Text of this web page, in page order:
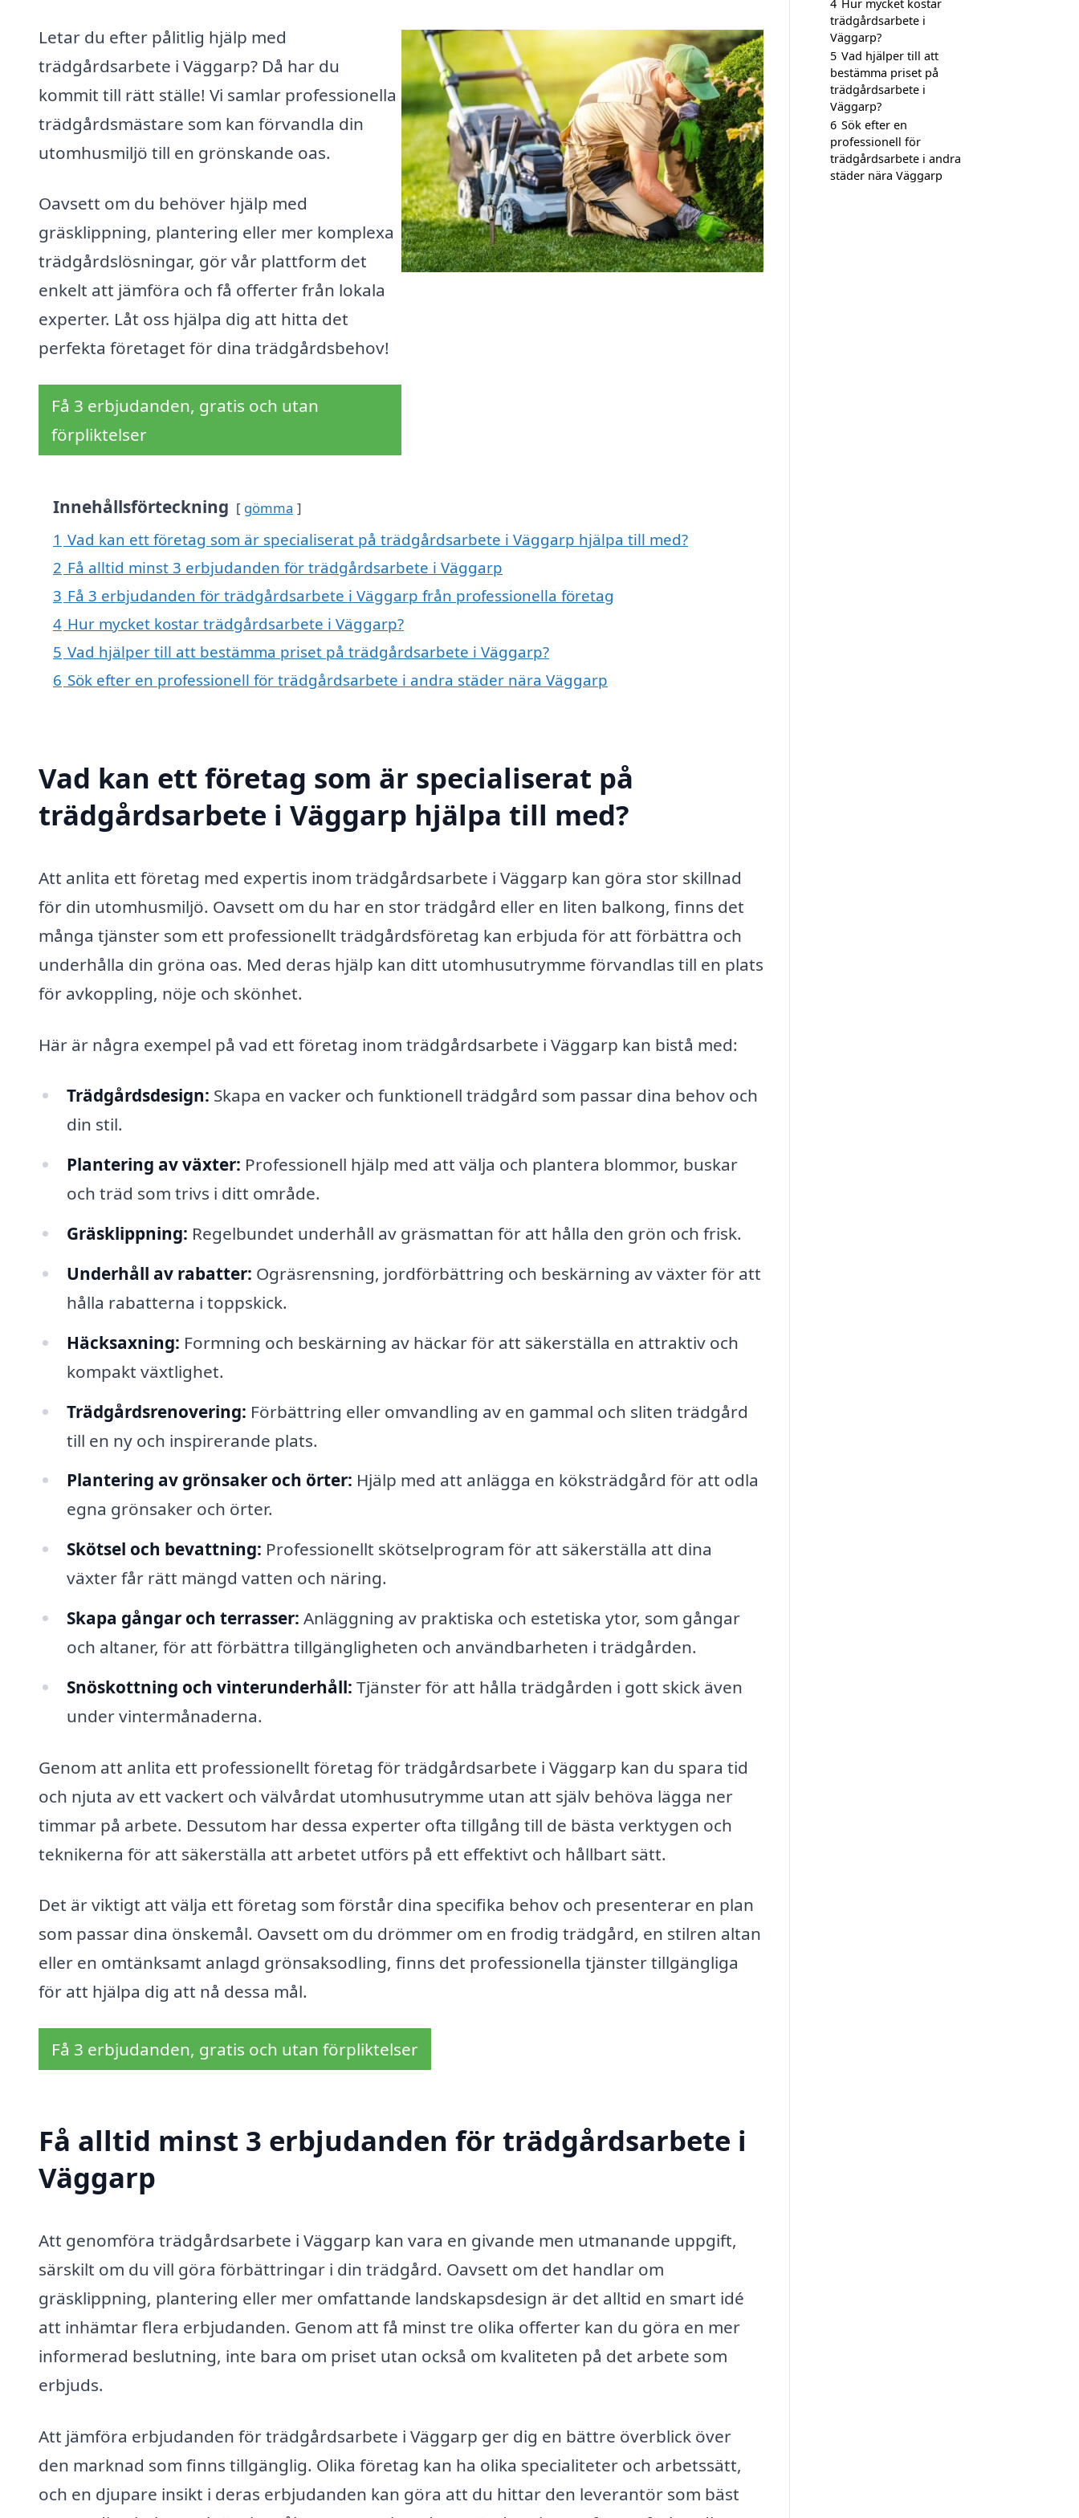
Letar du efter pålitlig hjälp med
trädgårdsarbete i Väggarp? Då har du
kommit till rätt ställe! Vi samlar professionella
trädgårdsmästare som kan förvandla din
utomhusmiljö till en grönskande oas.
Oavsett om du behöver hjälp med
gräsklippning, plantering eller mer komplexa
trädgårdslösningar, gör vår plattform det
enkelt att jämföra och få offerter från lokala
experter. Låt oss hjälpa dig att hitta det
perfekta företaget för dina trädgårdsbehov!
Få 3 erbjudanden, gratis och utan
förpliktelser
Innehållsförteckning gömma
1 Vad kan ett företag som är specialiserat på trädgårdsarbete i Väggarp hjälpa till med?
2 Få alltid minst 3 erbjudanden för trädgårdsarbete i Väggarp
3 Få 3 erbjudanden för trädgårdsarbete i Väggarp från professionella företag
4 Hur mycket kostar trädgårdsarbete i Väggarp?
5 Vad hjälper till att bestämma priset på trädgårdsarbete i Väggarp?
6 Sök efter en professionell för trädgårdsarbete i andra städer nära Väggarp
Vad kan ett företag som är specialiserat på
trädgårdsarbete i Väggarp hjälpa till med?
Att anlita ett företag med expertis inom trädgårdsarbete i Väggarp kan göra stor skillnad
för din utomhusmiljö. Oavsett om du har en stor trädgård eller en liten balkong, finns det
många tjänster som ett professionellt trädgårdsföretag kan erbjuda för att förbättra och
underhålla din gröna oas. Med deras hjälp kan ditt utomhusutrymme förvandlas till en plats
för avkoppling, nöje och skönhet.
Här är några exempel på vad ett företag inom trädgårdsarbete i Väggarp kan bistå med:
Trädgårdsdesign: Skapa en vacker och funktionell trädgård som passar dina behov och
din stil.
Plantering av växter: Professionell hjälp med att välja och plantera blommor, buskar
och träd som trivs i ditt område.
Gräsklippning: Regelbundet underhåll av gräsmattan för att hålla den grön och frisk.
Underhåll av rabatter: Ogräsrensning, jordförbättring och beskärning av växter för att
hålla rabatterna i toppskick.
Häcksaxning: Formning och beskärning av häckar för att säkerställa en attraktiv och
kompakt växtlighet.
Trädgårdsrenovering: Förbättring eller omvandling av en gammal och sliten trädgård
till en ny och inspirerande plats.
Plantering av grönsaker och örter: Hjälp med att anlägga en köksträdgård för att odla
egna grönsaker och örter.
Skötsel och bevattning: Professionellt skötselprogram för att säkerställa att dina
växter får rätt mängd vatten och näring.
Skapa gångar och terrasser: Anläggning av praktiska och estetiska ytor, som gångar
och altaner, för att förbättra tillgängligheten och användbarheten i trädgården.
Snöskottning och vinterunderhåll: Tjänster för att hålla trädgården i gott skick även
under vintermånaderna.
Genom att anlita ett professionellt företag för trädgårdsarbete i Väggarp kan du spara tid
och njuta av ett vackert och välvårdat utomhusutrymme utan att själv behöva lägga ner
timmar på arbete. Dessutom har dessa experter ofta tillgång till de bästa verktygen och
teknikerna för att säkerställa att arbetet utförs på ett effektivt och hållbart sätt.
Det är viktigt att välja ett företag som förstår dina specifika behov och presenterar en plan
som passar dina önskemål. Oavsett om du drömmer om en frodig trädgård, en stilren altan
eller en omtänksamt anlagd grönsaksodling, finns det professionella tjänster tillgängliga
för att hjälpa dig att nå dessa mål.
Få 3 erbjudanden, gratis och utan förpliktelser
Få alltid minst 3 erbjudanden för trädgårdsarbete i
Väggarp
Att genomföra trädgårdsarbete i Väggarp kan vara en givande men utmanande uppgift,
särskilt om du vill göra förbättringar i din trädgård. Oavsett om det handlar om
gräsklippning, plantering eller mer omfattande landskapsdesign är det alltid en smart idé
att inhämtar flera erbjudanden. Genom att få minst tre olika offerter kan du göra en mer
informerad beslutning, inte bara om priset utan också om kvaliteten på det arbete som
erbjuds.
Att jämföra erbjudanden för trädgårdsarbete i Väggarp ger dig en bättre överblick över
den marknad som finns tillgänglig. Olika företag kan ha olika specialiteter och arbetssätt,
och en djupare insikt i deras erbjudanden kan göra att du hittar den leverantör som bäst
4 Hur mycket kostar
trädgårdsarbete i
Väggarp?
5 Vad hjälper till att
bestämma priset på
trädgårdsarbete i
Väggarp?
6 Sök efter en
professionell för
trädgårdsarbete i andra
städer nära Väggarp